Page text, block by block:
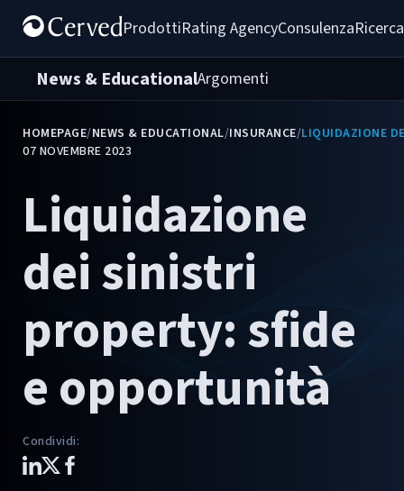
ProdottiRating AgencyConsulenza
News & EducationalArgomenti
HOMEPAGE/NEWS & EDUCATIONAL/INSURANCE/LIQUIDAZIONE
07 NOVEMBRE 2023
Liquidazione
dei sinistri
property: sfide
e opportunità
Condividi: